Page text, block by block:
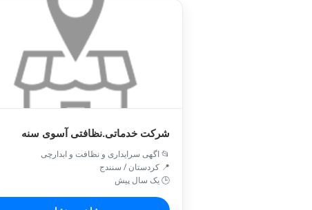
شرکت خدماتی.نظافتی آسوی سنه
📂 اگهی سرایداری و نظافت و ابدارچی
📍 کردستان / سنندج
🕒 یک سال پیش